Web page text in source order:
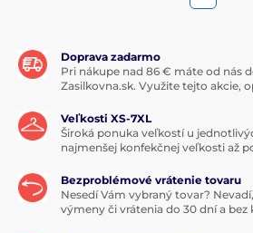
Doprava zadarmo
Pri nákupe nad 86 € máte od nás
Zasilkovna.sk. Využite tejto akcie,
Veľkosti XS-7XL
Široká ponuka veľkostí u
najmenšej konfekčnej veľkosti až
Bezproblémové vrátenie tovaru
Nesedí Vám vybraný tovar?
výmeny či vrátenia do 30 dní a bez